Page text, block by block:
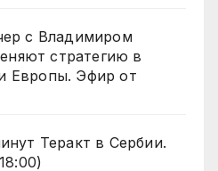
с Владимиром
стратегию в
Европы. Эфир от
Теракт в Сербии.